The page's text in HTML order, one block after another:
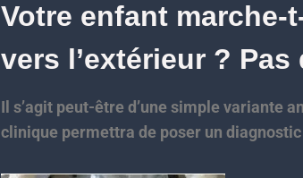
Votre enfant
vers l’extérieur ? Pas
Il s’agit peut-être d’une simple variante
clinique permettra de poser un